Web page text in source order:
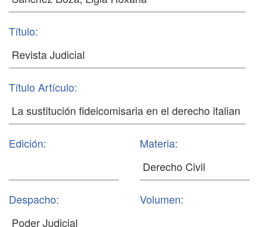
Título:
Título Artículo:
Edición: Materia:
Despacho: Volumen: